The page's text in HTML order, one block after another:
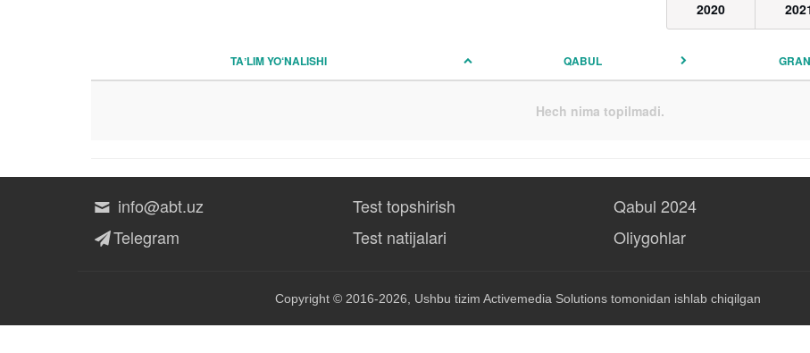
2020
TAʼLIM YO‘NALISHI QABUL
Hech nima topilmadi.
info@abt.uz
Telegram
Test topshirish
Test natijalari
Qabul 2024
Oliygohlar
Copyright © 2016-2026, Ushbu tizim Activemedia Solutions tomonidan ishlab chiqilgan